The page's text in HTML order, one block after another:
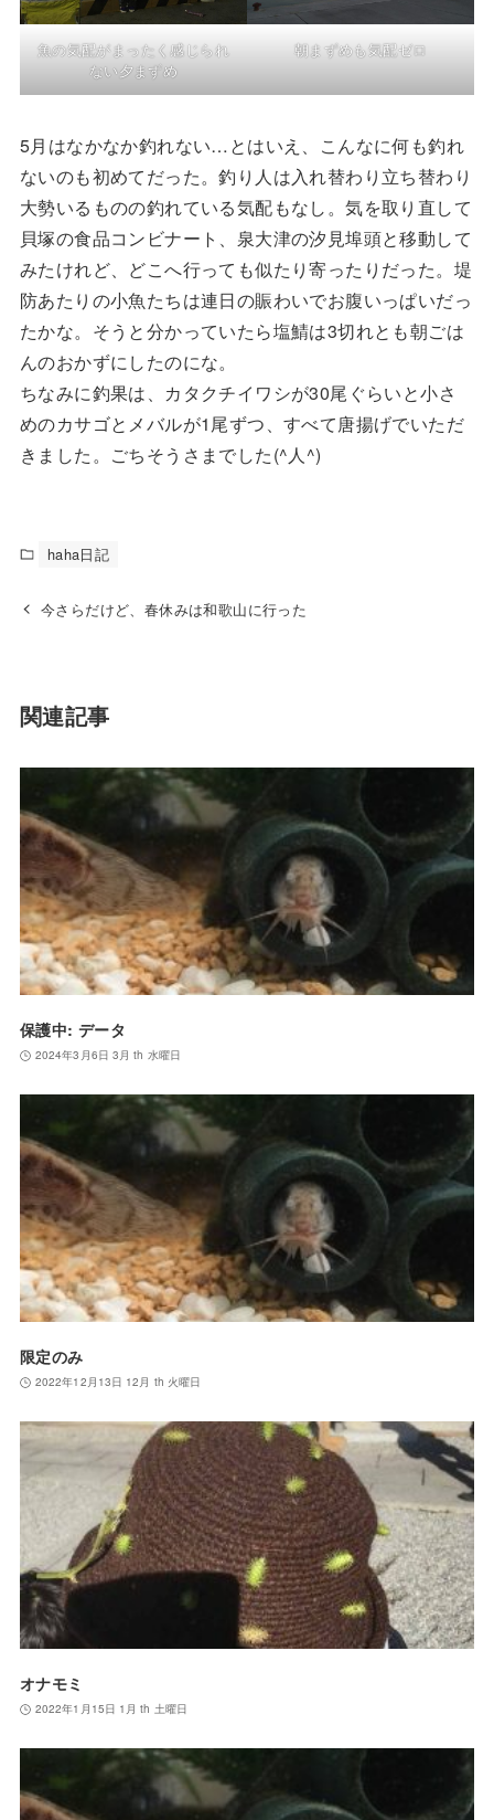
魚の気配がまったく感じられ
ない夕まずめ
朝まずめも気配ゼロ
5月はなかなか釣れない…とはいえ、こんなに何も釣れ
ないのも初めてだった。釣り人は入れ替わり立ち替わり
大勢いるものの釣れている気配もなし。気を取り直して
貝塚の食品コンビナート、泉大津の汐見埠頭と移動して
みたけれど、どこへ行っても似たり寄ったりだった。堤
防あたりの小魚たちは連日の賑わいでお腹いっぱいだっ
たかな。そうと分かっていたら塩鯖は3切れとも朝ごは
んのおかずにしたのにな。
ちなみに釣果は、カタクチイワシが30尾ぐらいと小さ
めのカサゴとメバルが1尾ずつ、すべて唐揚げでいただ
きました。ごちそうさまでした(^人^)
haha日記
今さらだけど、春休みは和歌山に行った
関連記事
保護中: データ
2024年3月6日 3月 th 水曜日
限定のみ
2022年12月13日 12月 th 火曜日
オナモミ
2022年1月15日 1月 th 土曜日